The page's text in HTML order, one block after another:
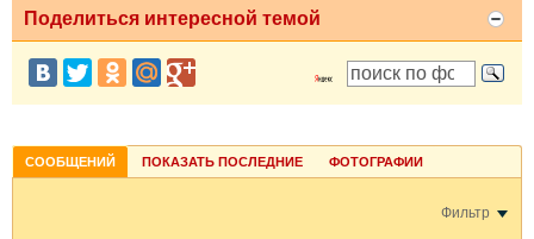
Поделиться интересной темой
СООБЩЕНИЙ ПОКАЗАТЬ ПОСЛЕДНИЕ ФОТОГРАФИИ
Фильтр